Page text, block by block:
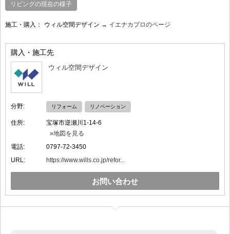
リビングの現在の様子
施工・購入： ウィル空間デザイン → イエナカプロのページ
購入・施工先
ウィル空間デザイン
分野: リフォーム リノベーション
住所:
宝塚市逆瀬川1-14-6
»地図を見る
電話:
0797-72-3450
URL:
https://www.wills.co.jp/refor...
お問い合わせ